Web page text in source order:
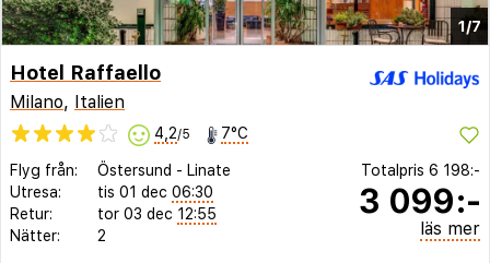
1/7
Hotel Raffaello
Milano, Italien
4,2/5 7°C
Flyg från: Östersund - Linate
Utresa:
tis 01 dec 06:30
Retur:
tor 03 dec 12:55
Nätter:
2
Totalpris 6 198:-
3 099:-
läs mer